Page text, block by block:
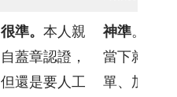
很準。 本人親
自蓋章認證，
但還是要人工
神準。打卡
當下就跟假
單、加班單